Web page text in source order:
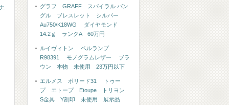
グラフ GRAFF スパイラル バン
グル ブレスレット シルバー
Au750/K18WG ダイヤモンド
14.2ｇ ランクA 60万円
ルイヴィトン ベルランプ
R98391 モノグラムレザー ブラ
ウン 本物 未使用 23万円以下
エルメス ボリード31 トゥー
プ エトープ Etoupe トリヨン
S金具 Y刻印 未使用 展示品